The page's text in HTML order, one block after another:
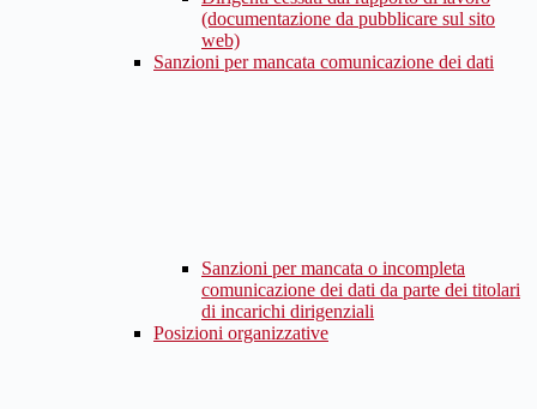
(documentazione da pubblicare sul sito
web)
Sanzioni per mancata comunicazione dei dati
Sanzioni per mancata o incompleta
comunicazione dei dati da parte dei titolari
di incarichi dirigenziali
Posizioni organizzative